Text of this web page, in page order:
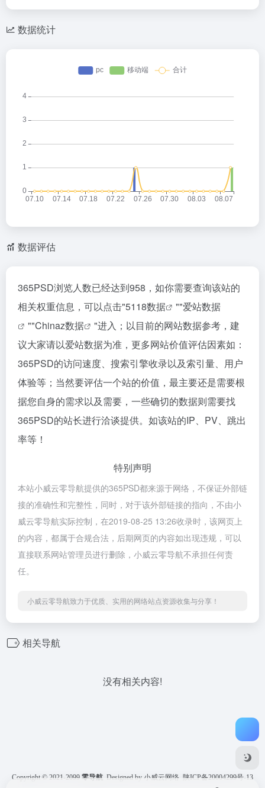
数据统计
数据评估
365PSD浏览人数已经达到958，如你需要查询该站的
相关权重信息，可以点击"5118数据 ""爱站数据
""Chinaz数据
"进入；以目前的网站数据参考，建
议大家请以爱站数据为准，更多网站价值评估因素如：
365PSD的访问速度、搜索引擎收录以及索引量、用户
体验等；当然要评估一个站的价值，最主要还是需要根
据您自身的需求以及需要，一些确切的数据则需要找
365PSD的站长进行洽谈提供。如该站的IP、PV、跳出
率等！
特别声明
本站小威云零导航提供的365PSD都来源于网络，不保证外部链
接的准确性和完整性，同时，对于该外部链接的指向，不由小
威云零导航实际控制，在2019-08-25 13:26收录时，该网页上
的内容，都属于合规合法，后期网页的内容如出现违规，可以
直接联系网站管理员进行删除，小威云零导航不承担任何责
任。
小威云零导航致力于优质、实用的网络站点资源收集与分享！
相关导航
没有相关内容!
Copyright © 2021-2099 零导航 Designed by 小威云网络 陕ICP备20004299号-13